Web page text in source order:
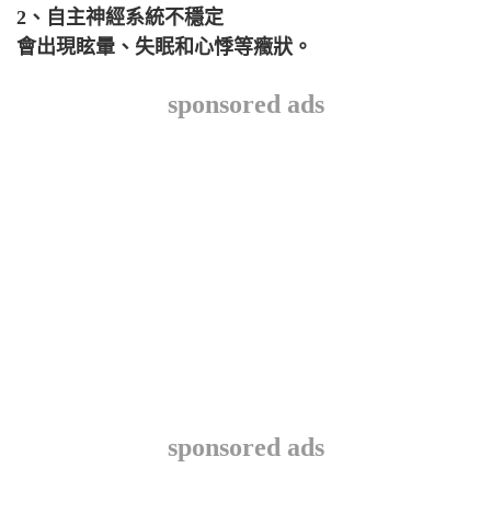
2、 自主神經系統不穩定
會出現眩暈、失眠和心悸等癥狀。
sponsored ads
sponsored ads